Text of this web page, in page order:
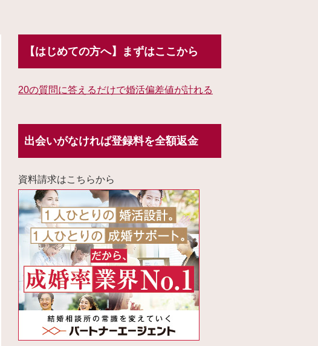
【はじめての方へ】まずはここから
20の質問に答えるだけで婚活偏差値が計れる
出会いがなければ登録料を全額返金
資料請求はこちらから